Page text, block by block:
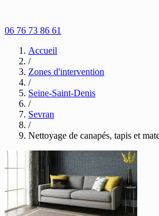
06 76 73 86 61
Accueil
/
Zones d'intervention
/
Seine-Saint-Denis
/
Sevran
/
Nettoyage de canapés, tapis et